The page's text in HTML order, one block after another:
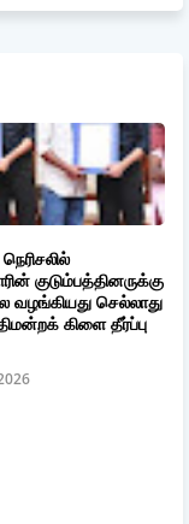
குடும்பத்தினருக்கு
வழங்கியது செல்லாது
கிளை தீர்ப்பு